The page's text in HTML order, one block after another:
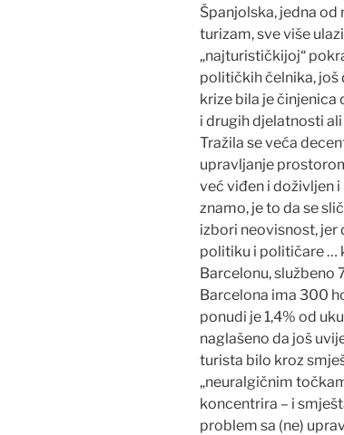
Španjolska, jedna
turizam, sve više
„najturističkijoj“
političkih čelnika, još
krize bila je činjenica
i drugih djelatnosti
Tražila se veća
upravljanje
već viđen i doživljen i
znamo, je to da se
izbori neovisnost, jer
politiku i političare …
Barcelonu, službeno
Barcelona ima 300
ponudi je 1,4% od
naglašeno da još
turista bilo kroz
„neuralgičnim
koncentrira – i
problem sa (ne)